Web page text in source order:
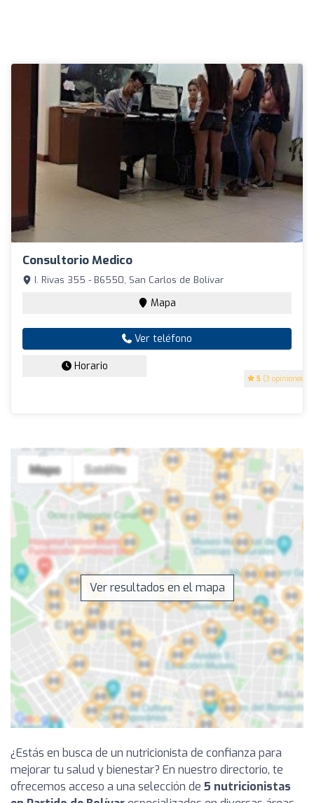
Consultorio Medico
5 (3 opiniones)
I. Rivas 355 - B6550, San Carlos de Bolívar
Mapa
Ver teléfono
Horario
Ver resultados en el mapa
¿Estás en busca de un nutricionista de confianza para
mejorar tu salud y bienestar? En nuestro directorio, te
ofrecemos acceso a una selección de 5 nutricionistas